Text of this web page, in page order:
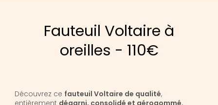
Fauteuil Voltaire à
oreilles - 110€
Découvrez ce fauteuil Voltaire de qualité,
entièrement dégarni, consolidé et aérogommé.